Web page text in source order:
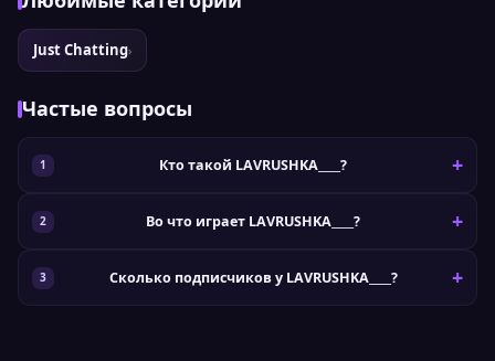
Just Chatting›
Частые вопросы
Кто такой LAVRUSHKA____?
Во что играет LAVRUSHKA____?
Сколько подписчиков у LAVRUSHKA____?